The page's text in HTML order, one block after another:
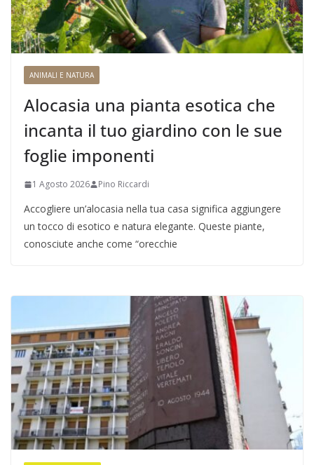
ANIMALI E NATURA
Alocasia una pianta esotica che
incanta il tuo giardino con le sue
foglie imponenti
1 Agosto 2026 Pino Riccardi
Accogliere un’alocasia nella tua casa significa aggiungere
un tocco di esotico e natura elegante. Queste piante,
conosciute anche come “orecchie